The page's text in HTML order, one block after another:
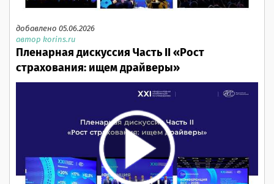
добавлено 05.06.2026
автор korins.ru
Пленарная дискуссия Часть II «Рост
страхования: ищем драйверы»